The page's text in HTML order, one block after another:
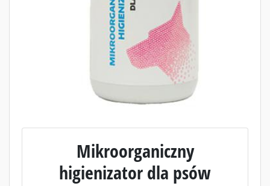
Mikroorganiczny
higienizator dla psów